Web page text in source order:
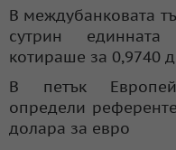
В междубанковата
сутрин
котираше за 0,9740
В петък
определи
долара за евро